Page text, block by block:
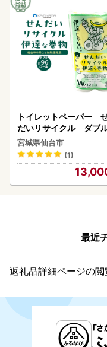
トイレットペーパー
だいリサイクル ダブ
6ロール｜トイレット
宮城県仙台市
(1)
最近
返礼品詳細ページの閲